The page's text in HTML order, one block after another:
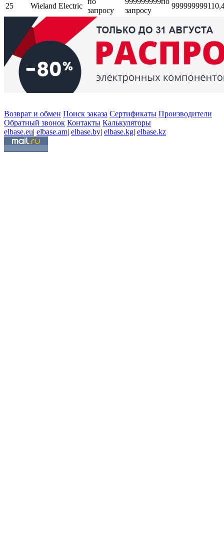
25 Wieland Electric
запросу
запросу
999999999
Возврат и обмен Поиск заказа Сертификаты Производители
Обратный звонок Контакты Калькуляторы
elbase.eu| elbase.am| elbase.by| elbase.kg| elbase.kz